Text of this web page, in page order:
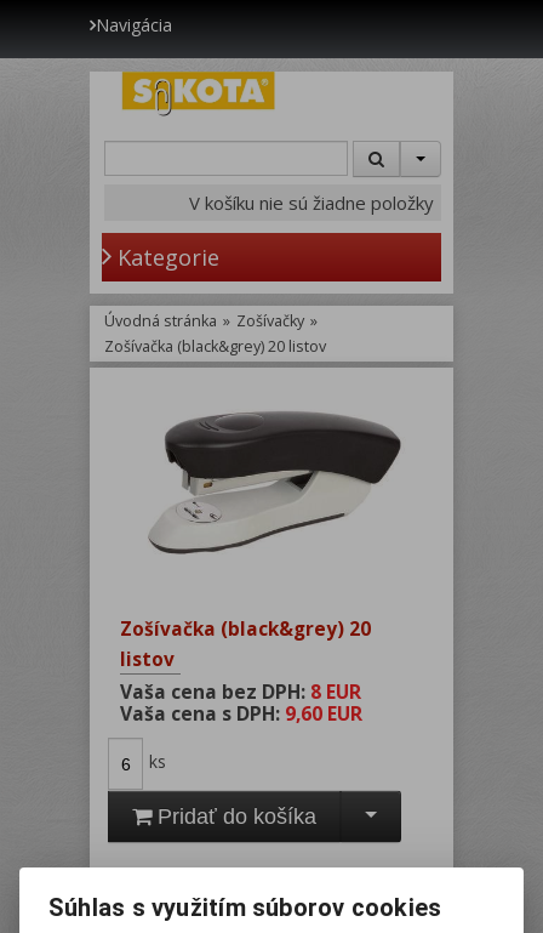
Navigácia
V košíku nie sú žiadne položky
Kategorie
Úvodná stránka » Zošívačky »
Zošívačka (black&grey) 20 listov
Zošívačka (black&grey) 20
listov
Vaša cena bez DPH: 8 EUR
Vaša cena s DPH: 9,60 EUR
ks
Pridať do košíka
Katalógové číslo: DAC2707A
Súhlas s využitím súborov cookies